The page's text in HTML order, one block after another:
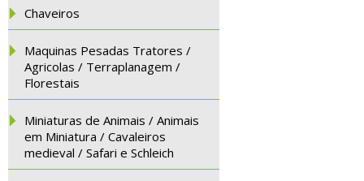
Chaveiros
Maquinas Pesadas Tratores /
Agricolas / Terraplanagem /
Florestais
Miniaturas de Animais / Animais
em Miniatura / Cavaleiros
medieval / Safari e Schleich